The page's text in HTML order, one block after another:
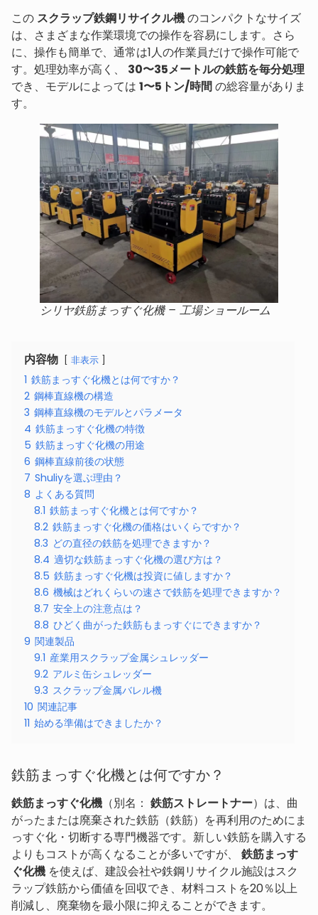
この スクラップ鉄鋼リサイクル機のコンパクトなサイズ
は、さまざまな作業環境での操作を容易にします。さら
に、操作も簡単で、通常は1人の作業員だけで操作可能で
す。処理効率が高く、 30〜35メートルの鉄筋を毎分処理
でき、モデルによっては 1〜5トン/時間の総容量がありま
す。
シリヤ鉄筋まっすぐ化機 – 工場ショールーム
内容物 非表示
1 鉄筋まっすぐ化機とは何ですか？
2 鋼棒直線機の構造
3 鋼棒直線機のモデルとパラメータ
4 鉄筋まっすぐ化機の特徴
5 鉄筋まっすぐ化機の用途
6 鋼棒直線前後の状態
7 Shuliyを選ぶ理由？
8 よくある質問
8.1 鉄筋まっすぐ化機とは何ですか？
8.2 鉄筋まっすぐ化機の価格はいくらですか？
8.3 どの直径の鉄筋を処理できますか？
8.4 適切な鉄筋まっすぐ化機の選び方は？
8.5 鉄筋まっすぐ化機は投資に値しますか？
8.6 機械はどれくらいの速さで鉄筋を処理できますか？
8.7 安全上の注意点は？
8.8 ひどく曲がった鉄筋もまっすぐにできますか？
9 関連製品
9.1 産業用スクラップ金属シュレッダー
9.2 アルミ缶シュレッダー
9.3 スクラップ金属バレル機
10 関連記事
11 始める準備はできましたか？
鉄筋まっすぐ化機とは何ですか？
鉄筋まっすぐ化機 （別名： 鉄筋ストレートナー）は、曲
がったまたは廃棄された鉄筋（鉄筋）を再利用のためにま
っすぐ化・切断する専門機器です。新しい鉄筋を購入する
よりもコストが高くなることが多いですが、 鉄筋まっす
ぐ化機 を使えば、建設会社や鉄鋼リサイクル施設はスク
ラップ鉄筋から価値を回収でき、材料コストを20％以上
削減し、廃棄物を最小限に抑えることができます。